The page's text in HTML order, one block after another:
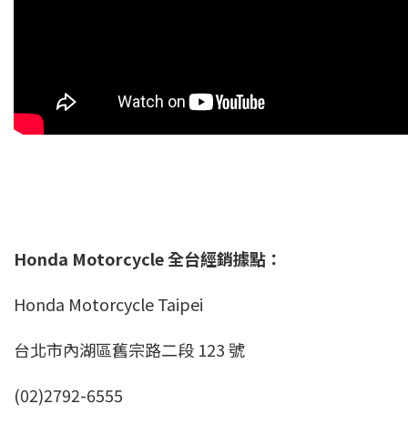
Honda Motorcycle 全台經銷據點：
Honda Motorcycle Taipei
台北市內湖區舊宗路二段 123 號
(02)2792-6555